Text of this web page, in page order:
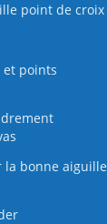
point de croix
et points
la bonne aiguille